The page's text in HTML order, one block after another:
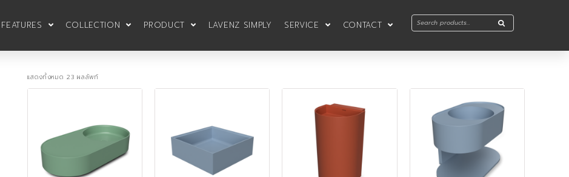
FEATURES COLLECTION PRODUCT LAVENZ SIMPLY SERVICE CONTACT
แสดงทั้งหมด 23 ผลลัพท์